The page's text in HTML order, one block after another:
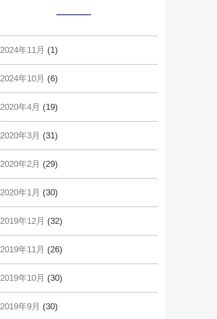
2024年11月 (1)
2024年10月 (6)
2020年4月 (19)
2020年3月 (31)
2020年2月 (29)
2020年1月 (30)
2019年12月 (32)
2019年11月 (26)
2019年10月 (30)
2019年9月 (30)